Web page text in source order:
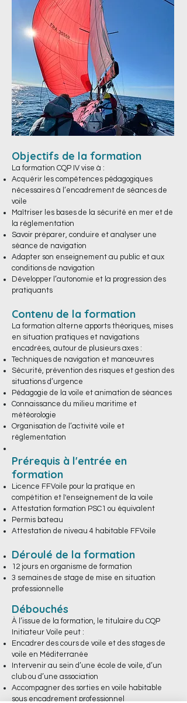
Objectifs de la formation
La formation CQP IV vise à :
Acquérir les compétences pédagogiques
nécessaires à l’encadrement de séances de
voile
Maîtriser les bases de la sécurité en mer et de
la réglementation
Savoir préparer, conduire et analyser une
séance de navigation
Adapter son enseignement au public et aux
conditions de navigation
Développer l’autonomie et la progression des
pratiquants
Contenu de la formation
La formation alterne apports théoriques, mises
en situation pratiques et navigations
encadrées, autour de plusieurs axes :
Techniques de navigation et manœuvres
Sécurité, prévention des risques et gestion des
situations d’urgence
Pédagogie de la voile et animation de séances
Connaissance du milieu maritime et
météorologie
Organisation de l’activité voile et
réglementation
Prérequis à l'entrée en
formation
Licence FFVoile pour la pratique en
compétition et l'enseignement de la voile
Attestation formation PSC1 ou équivalent
Permis bateau
Attestation de niveau 4 habitable FFVoile
Déroulé de la formation
12 jours en organisme de formation
3 semaines de stage de mise en situation
professionnelle
Débouchés
À l’issue de la formation, le titulaire du CQP
Initiateur Voile peut :
Encadrer des cours de voile et des stages de
voile en Méditerranée
Intervenir au sein d’une école de voile, d’un
club ou d’une association
Accompagner des sorties en voile habitable
sous encadrement professionnel